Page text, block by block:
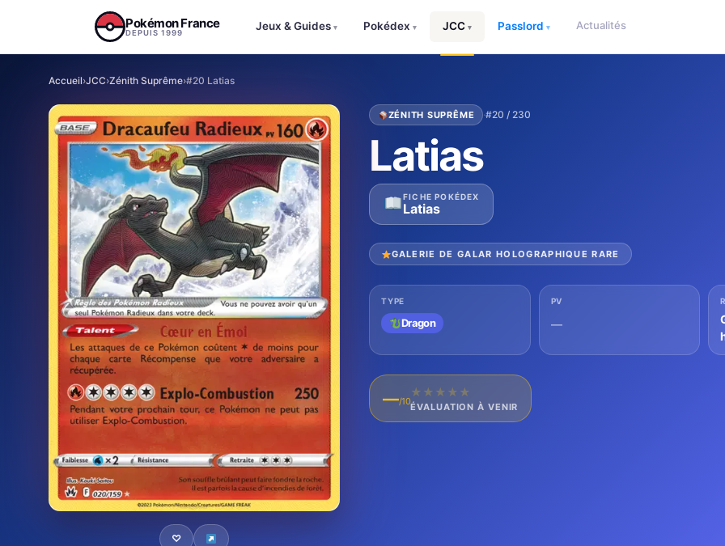
Pokémon France
DEPUIS 1999
Jeux & Guides ▾ Pokédex ▾ JCC ▾ Passlord ▾ Actualités
Accueil›JCC›Zénith Suprême›#20 Latias
♡
ZÉNITH SUPRÊME ·#20 / 230
Latias
FICHE POKÉDEX
Latias
GALERIE DE GALAR HOLOGRAPHIQUE RARE
TYPE
Dragon
PV
—
—/10
★ ★ ★ ★ ★
ÉVALUATION À VENIR